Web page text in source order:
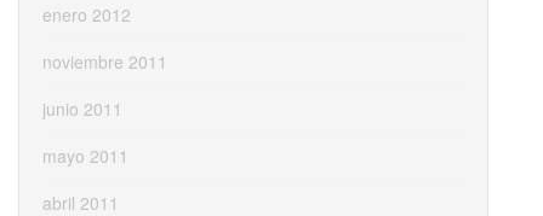
enero 2012
noviembre 2011
junio 2011
mayo 2011
abril 2011